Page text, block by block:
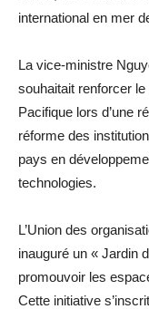
international en mer
La vice-ministre
souhaitait renforcer
Pacifique lors d’une
réforme des
pays en
technologies.
L’Union des
inauguré un « Jardin
promouvoir les
Cette initiative